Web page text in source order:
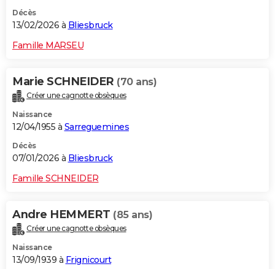
GUIDES D'ACHAT
Carte de Noël
Carte Bonne année
Carte Saint-Valentin
Carte Pâques
Carte d'anniversaire
DICTIONNAIRE
Dictionnaire
Biographies
Citations
Expressions
Proverbes
PROGRAMME TV
S'inscrire
Se connecter
Lycées
Collèges
Primaires
Universités
Entreprises
Service militaire
Avis de recherche
AVIS DE DÉCÈS
FORUM
Bricolage
Lifestyle
Culture
Television
Voyage
Décès
13/02/2026 à Bliesbruck
Famille MARSEU
Marie SCHNEIDER (70 ans)
Créer une cagnotte obsèques
Naissance
12/04/1955 à Sarreguemines
Décès
07/01/2026 à Bliesbruck
Famille SCHNEIDER
Andre HEMMERT (85 ans)
Créer une cagnotte obsèques
Naissance
13/09/1939 à Frignicourt